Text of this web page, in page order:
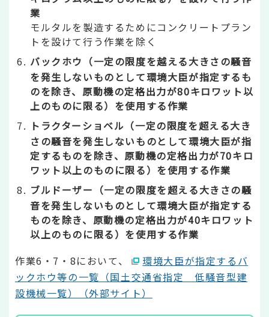
業
モルタルを製造するためにコンクリートプラン
トを設けて行う作業を除く
バックホウ（一定の限度を越える大きさの騒音
を発生しないものとして環境大臣が指定するも
のを除き、原動機の定格出力が80キロワット以
上のものに限る）を使用する作業
トラクターショベル（一定の限度を超える大き
さの騒音を発生しないものとして環境大臣が指
定するものを除き、原動機の定格出力が70キロ
ワット以上のものに限る）を使用する作業
ブルドーザー（一定の限度を超える大きさの騒
音を発生しないものとして環境大臣が指定する
ものを除き、原動機の定格出力が40キロワット
以上のものに限る）を使用する作業
作業6・7・8において、
環境大臣が指定するバ
ックホウ等の一覧（国土交通省指定 低騒音型建
設機械一覧）（外部サイト）